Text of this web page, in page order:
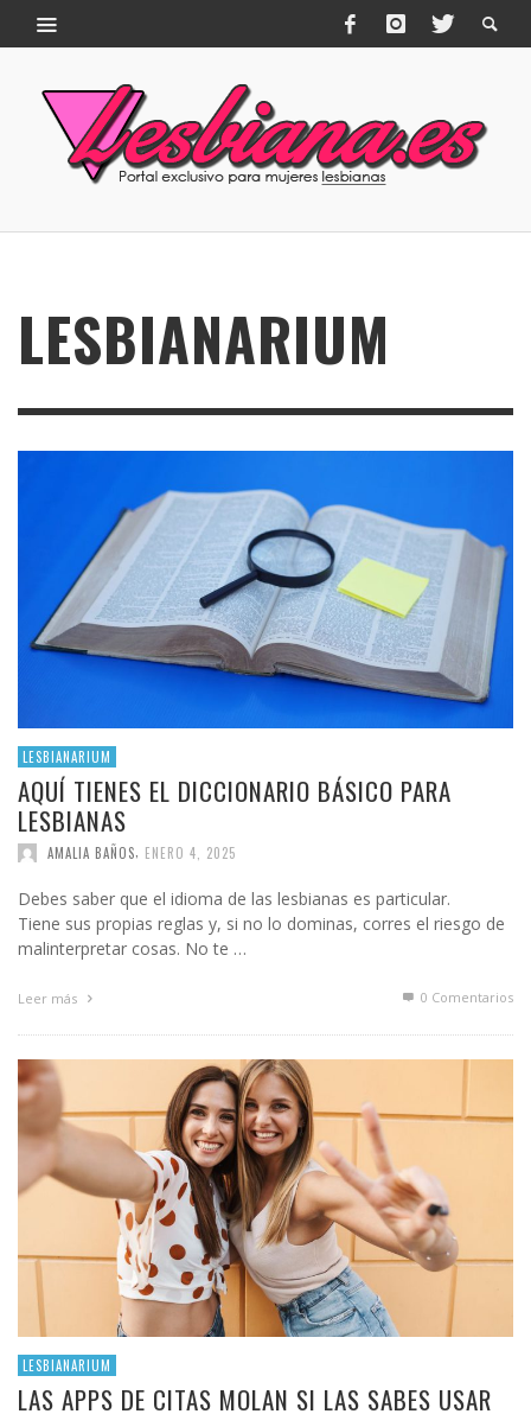
LESBIANARIUM
LESBIANARIUM
AQUÍ TIENES EL DICCIONARIO BÁSICO PARA
LESBIANAS
AMALIA BAÑOS ENERO 4, 2025
Debes saber que el idioma de las lesbianas es particular.
Tiene sus propias reglas y, si no lo dominas, corres el riesgo de
malinterpretar cosas. No te …
Leer más 0 Comentarios
LESBIANARIUM
LAS APPS DE CITAS MOLAN SI LAS SABES USAR